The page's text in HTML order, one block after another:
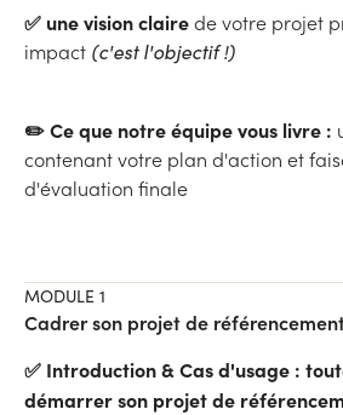
✅ une vision clairede votre projet
impact (c'est l'objectif !)
✏️ Ce que notre équipe vous livre :
contenant votre plan d'action et
d'évaluation finale
MODULE 1
Cadrer son projet de
✅ Introduction & Cas d'usage :
démarrer son projet de